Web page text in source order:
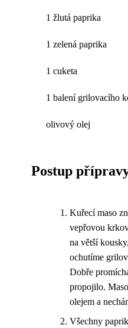
1 žlutá paprika
1 zelená paprika
1 cuketa
1 balení grilovacího
olivový olej
Postup
Kuřecí maso
vepřovou
na větší
ochutíme
Dobře
propojilo.
olejem a
Všechny